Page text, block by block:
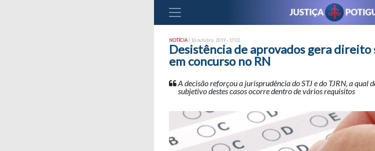
NOTÍCIA | 16 outubro, 2019 - 17:02
Desistência de aprovados gera direito
em concurso no RN
A decisão reforçou a jurisprudência do STJ e do TJRN, a
subjetivo destes casos ocorre dentro de vários requisitos